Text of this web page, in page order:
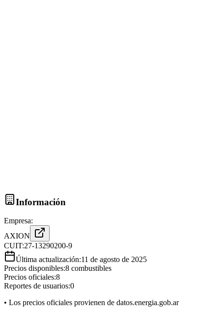
Información
Empresa:
AXION
CUIT:27-13290200-9
Última actualización:11 de agosto de 2025
Precios disponibles:8 combustibles
Precios oficiales:8
Reportes de usuarios:0
• Los precios oficiales provienen de datos.energia.gob.ar